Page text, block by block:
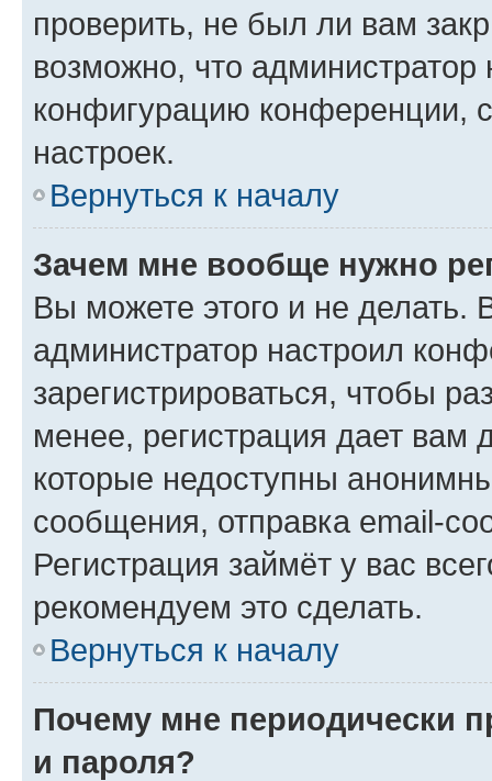
проверить, не был ли вам
возможно, что администратор
конфигурацию конференции,
настроек.
Вернуться к началу
Зачем мне вообще нужно
Вы можете этого и не делать.
администратор настроил
зарегистрироваться, чтобы
менее, регистрация дает вам
которые недоступны
сообщения, отправка email-
Регистрация займёт у вас
рекомендуем это сделать.
Вернуться к началу
Почему мне периодически
и пароля?